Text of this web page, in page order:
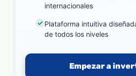
internacionales
Plataforma intuitiva
de todos los niveles
Empezar a